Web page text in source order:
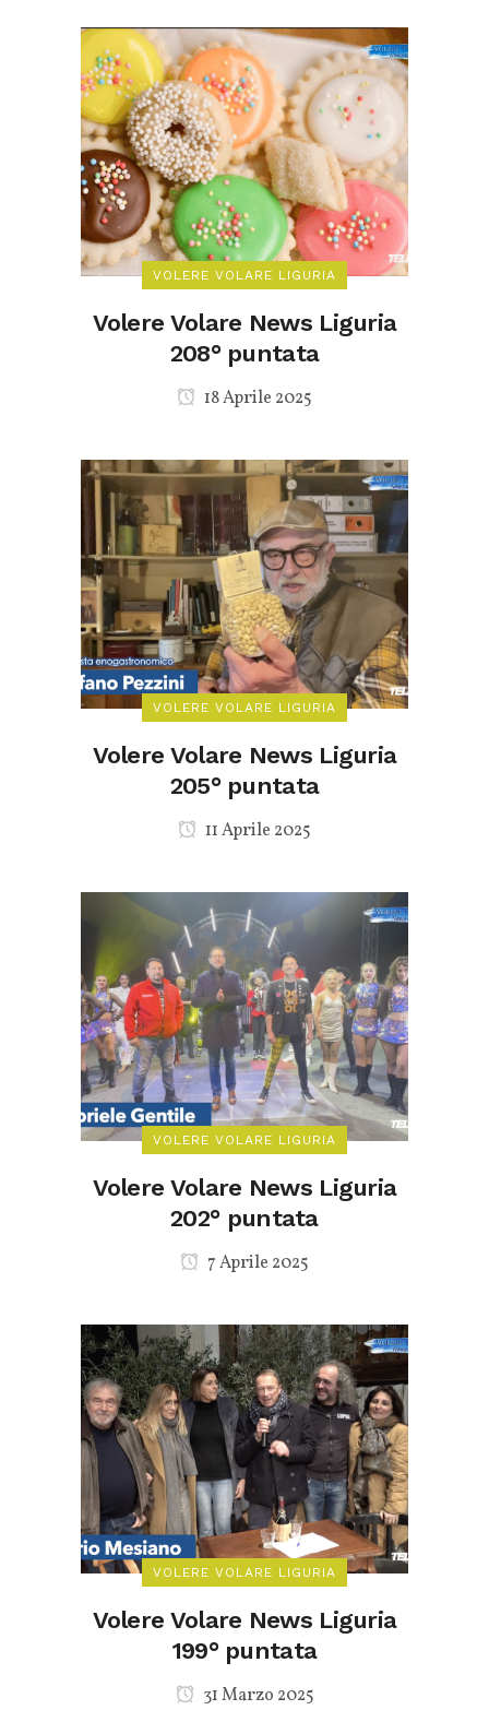
VOLERE VOLARE LIGURIA
Volere Volare News Liguria
208° puntata
18 Aprile 2025
VOLERE VOLARE LIGURIA
Volere Volare News Liguria
205° puntata
11 Aprile 2025
VOLERE VOLARE LIGURIA
Volere Volare News Liguria
202° puntata
7 Aprile 2025
VOLERE VOLARE LIGURIA
Volere Volare News Liguria
199° puntata
31 Marzo 2025